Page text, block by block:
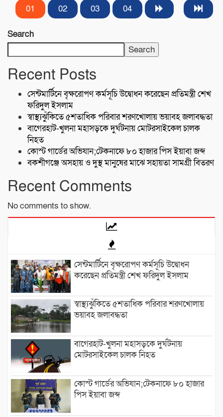
01 02 03 04
Search
Search
Recent Posts
সেন্টমার্টিনে বৃক্ষরোপণ কর্মসূচি উদ্বোধন করেছেন প্রতিমন্ত্রী শেখ
ফরিদুল ইসলাম
স্বাস্থ্যঝুঁকিতে ৫শতাধিক পরিবার শরণখোলায় ভয়াবহ জলাবদ্ধতা
বাগেরহাট-খুলনা মহাসড়কে ‌দুর্ঘটনায় মোটরসাইকেল চালক
নিহত
কোস্ট গার্ডের অভিযান;টেকনাফে ৮০ হাজার পিস ইয়াবা জব্দ
বকশীগঞ্জে অসহায় ও দুস্থ মানুষের মাঝে সহায়তা সামগ্রী বিতরণ
Recent Comments
No comments to show.
সেন্টমার্টিনে বৃক্ষরোপণ কর্মসূচি উদ্বোধন
করেছেন প্রতিমন্ত্রী শেখ ফরিদুল ইসলাম
স্বাস্থ্যঝুঁকিতে ৫শতাধিক পরিবার শরণখোলায়
ভয়াবহ জলাবদ্ধতা
বাগেরহাট-খুলনা মহাসড়কে ‌দুর্ঘটনায়
মোটরসাইকেল চালক নিহত
কোস্ট গার্ডের অভিযান;টেকনাফে ৮০ হাজার
পিস ইয়াবা জব্দ